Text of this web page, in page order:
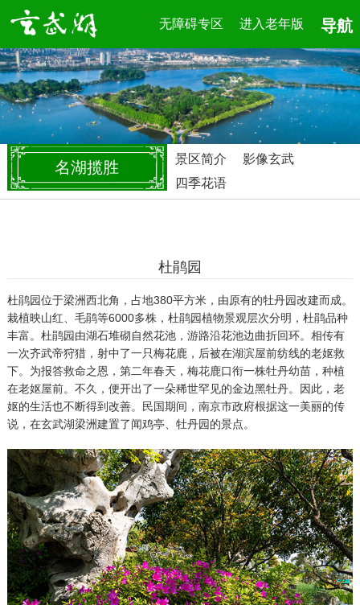
无障碍专区 进入老年版 导航
名湖揽胜 景区简介
影像玄武
四季花语
杜鹃园
杜鹃园位于梁洲西北角，占地380平方米，由原有的牡丹园改建而成。
栽植映山红、毛鹃等6000多株，杜鹃园植物景观层次分明，杜鹃品种
丰富。杜鹃园由湖石堆砌自然花池，游路沿花池边曲折回环。相传有
一次齐武帝狩猎，射中了一只梅花鹿，后被在湖滨屋前纺线的老妪救
下。为报答救命之恩，第二年春天，梅花鹿口衔一株牡丹幼苗，种植
在老妪屋前。不久，便开出了一朵稀世罕见的金边黑牡丹。因此，老
妪的生活也不断得到改善。民国期间，南京市政府根据这一美丽的传
说，在玄武湖梁洲建置了闻鸡亭、牡丹园的景点。